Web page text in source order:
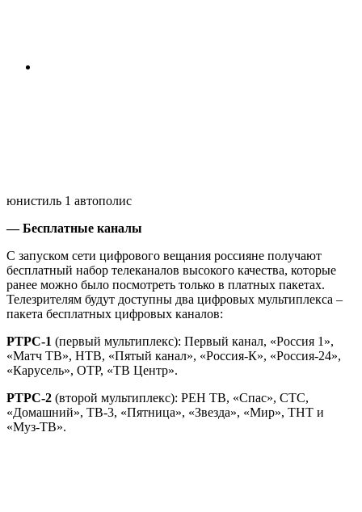
юнистиль 1 автополис
— Бесплатные каналы
С запуском сети цифрового вещания россияне получают
бесплатный набор телеканалов высокого качества, которые
ранее можно было посмотреть только в платных пакетах.
Телезрителям будут доступны два цифровых мультиплекса –
пакета бесплатных цифровых каналов:
РТРС-1 (первый мультиплекс): Первый канал, «Россия 1»,
«Матч ТВ», НТВ, «Пятый канал», «Россия-К», «Россия-24»,
«Карусель», ОТР, «ТВ Центр».
РТРС-2 (второй мультиплекс): РЕН ТВ, «Спас», СТС,
«Домашний», ТВ-3, «Пятница», «Звезда», «Мир», ТНТ и
«Муз-ТВ».